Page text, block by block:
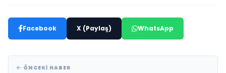
Facebook X (Paylaş) WhatsApp
ÖNCEKI HABER